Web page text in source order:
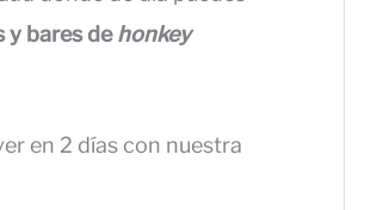
y bares dehonkey
en 2 días con nuestra